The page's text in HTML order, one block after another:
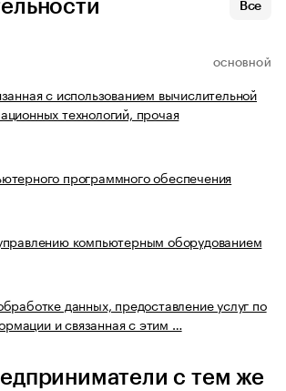
Все
ОСНОВНОЙ
с использованием вычислительной
технологий, прочая
программного обеспечения
компьютерным оборудованием
данных, предоставление услуг по
и связанная с этим …
с тем же